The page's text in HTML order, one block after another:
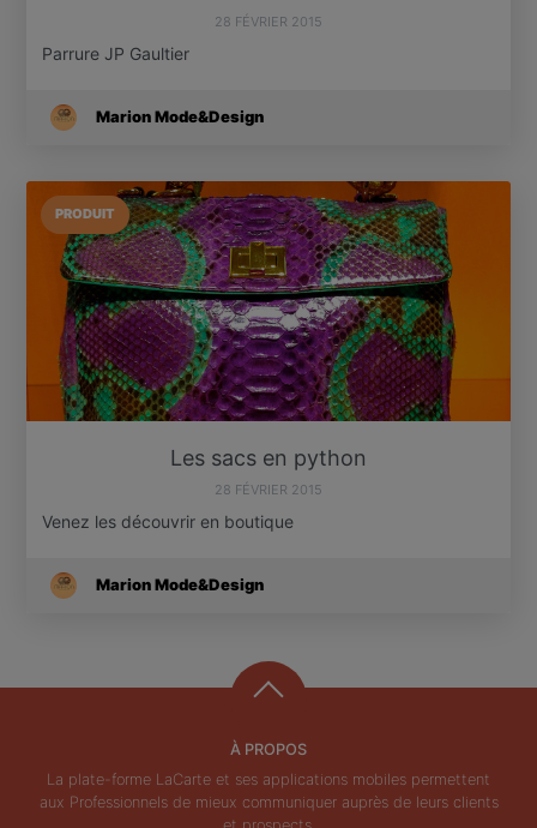
28 FÉVRIER 2015
Parrure JP Gaultier
Marion Mode&Design
PRODUIT
Les sacs en python
28 FÉVRIER 2015
Venez les découvrir en boutique
Marion Mode&Design
À PROPOS
La plate-forme LaCarte et ses applications mobiles permettent
aux Professionnels de mieux communiquer auprès de leurs clients